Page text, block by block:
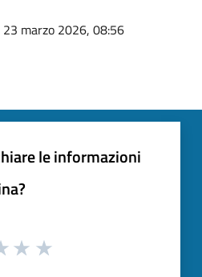
23 marzo 2026, 08:56
le informazioni